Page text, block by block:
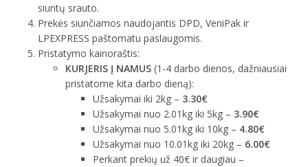
siuntų srauto.
Prekės siunčiamos naudojantis DPD, VeniPak ir
LPEXPRESS paštomatu paslaugomis.
Pristatymo kainoraštis:
KURJERIS Į NAMUS (1-4 darbo dienos, dažniausiai
pristatome kita darbo dieną):
Užsakymai iki 2kg – 3.30€
Užsakymai nuo 2.01kg iki 5kg – 3.90€
Užsakymai nuo 5.01kg iki 10kg – 4.80€
Užsakymai nuo 10.01kg iki 20kg – 6.00€
Perkant prekių už 40€ ir daugiau –